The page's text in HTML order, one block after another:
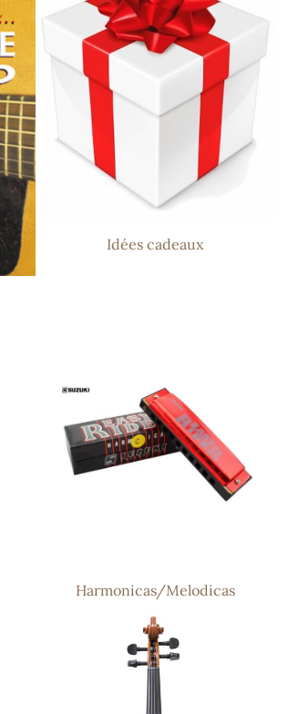
Idées cadeaux
Harmonicas/Melodicas